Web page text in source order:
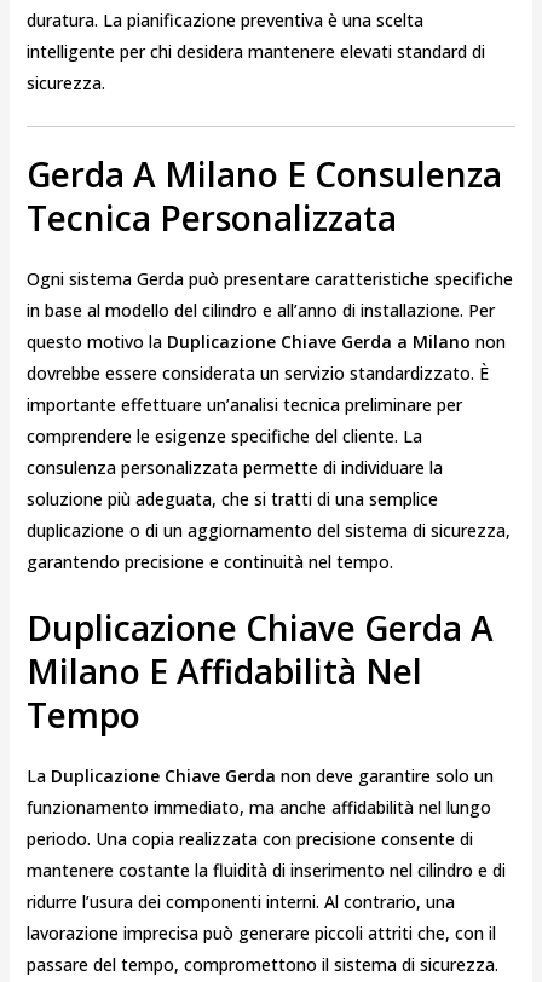
duratura. La pianificazione preventiva è una scelta
intelligente per chi desidera mantenere elevati standard di
sicurezza.
Gerda A Milano E Consulenza
Tecnica Personalizzata
Ogni sistema Gerda può presentare caratteristiche specifiche
in base al modello del cilindro e all’anno di installazione. Per
questo motivo la Duplicazione Chiave Gerda a Milano non
dovrebbe essere considerata un servizio standardizzato. È
importante effettuare un’analisi tecnica preliminare per
comprendere le esigenze specifiche del cliente. La
consulenza personalizzata permette di individuare la
soluzione più adeguata, che si tratti di una semplice
duplicazione o di un aggiornamento del sistema di sicurezza,
garantendo precisione e continuità nel tempo.
Duplicazione Chiave Gerda A
Milano E Affidabilità Nel
Tempo
La Duplicazione Chiave Gerda non deve garantire solo un
funzionamento immediato, ma anche affidabilità nel lungo
periodo. Una copia realizzata con precisione consente di
mantenere costante la fluidità di inserimento nel cilindro e di
ridurre l’usura dei componenti interni. Al contrario, una
lavorazione imprecisa può generare piccoli attriti che, con il
passare del tempo, compromettono il sistema di sicurezza.